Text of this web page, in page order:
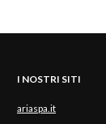
I NOSTRI SITI
ariaspa.it